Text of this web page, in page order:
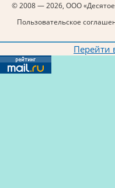
© 2008 — 2026, ООО
Пользовательское
Перейти